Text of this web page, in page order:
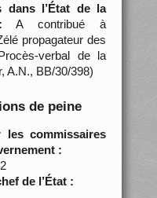
dans l’État de la
A contribué à
propagateur des
verbal de la
A.N., BB/30/398)
de peine
les commissaires
:
de l’État :